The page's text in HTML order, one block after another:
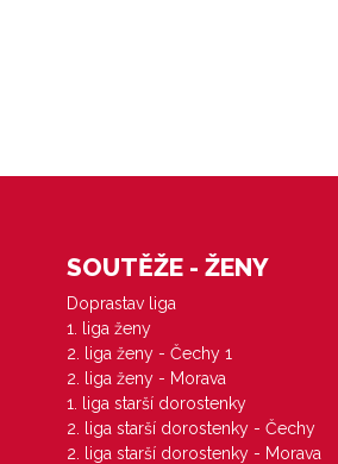
SOUTĚŽE - ŽENY
Doprastav liga
1. liga ženy
2. liga ženy - Čechy 1
2. liga ženy - Morava
1. liga starší dorostenky
2. liga starší dorostenky - Čechy
2. liga starší dorostenky - Morava